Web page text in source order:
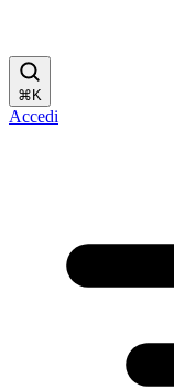
⌘ K
Accedi